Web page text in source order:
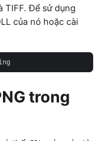
TIFF. Để sử dụng
của nó hoặc cài
trong